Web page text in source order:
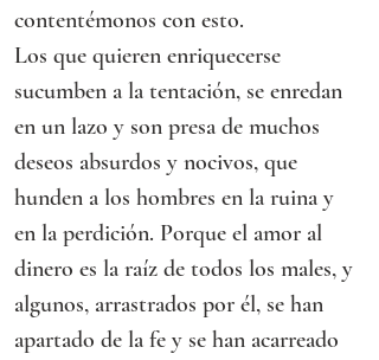
contentémonos con esto.
Los que quieren enriquecerse
sucumben a la tentación, se enredan
en un lazo y son presa de muchos
deseos absurdos y nocivos, que
hunden a los hombres en la ruina y
en la perdición. Porque el amor al
dinero es la raíz de todos los males, y
algunos, arrastrados por él, se han
apartado de la fe y se han acarreado